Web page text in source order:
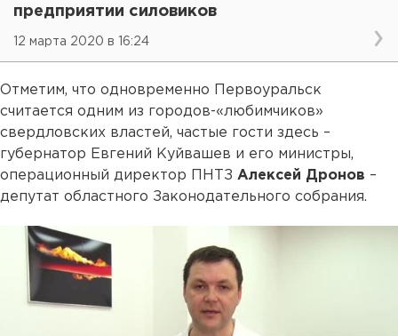
предприятии силовиков
12 марта 2020 в 16:24
Отметим, что одновременно Первоуральск
считается одним из городов-«любимчиков»
свердловских властей, частые гости здесь –
губернатор Евгений Куйвашев и его министры,
операционный директор ПНТЗ Алексей Дронов –
депутат областного Законодательного собрания.